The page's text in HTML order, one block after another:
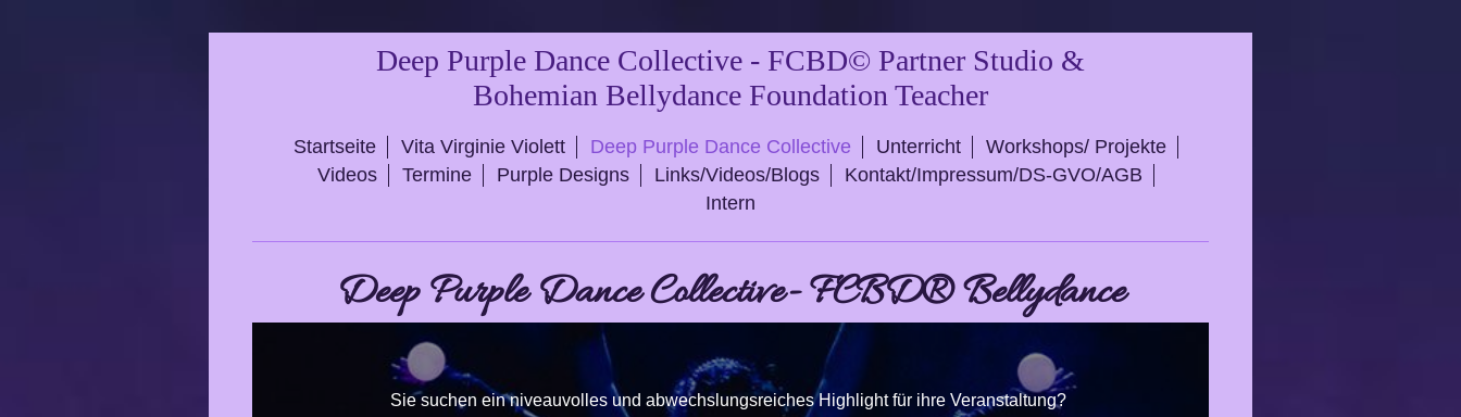
Deep Purple Dance Collective - FCBD© Partner Studio &
Bohemian Bellydance Foundation Teacher
Startseite Vita Virginie Violett Deep Purple Dance Collective Unterricht
Workshops/ Projekte
Videos
Termine Purple Designs Links/Videos/Blogs
Kontakt/Impressum/DS-GVO/AGB
Intern
Deep Purple Dance Collective- FCBD® Bellydance
Sie suchen ein niveauvolles und abwechslungsreiches Highlight für ihre Veranstaltung?